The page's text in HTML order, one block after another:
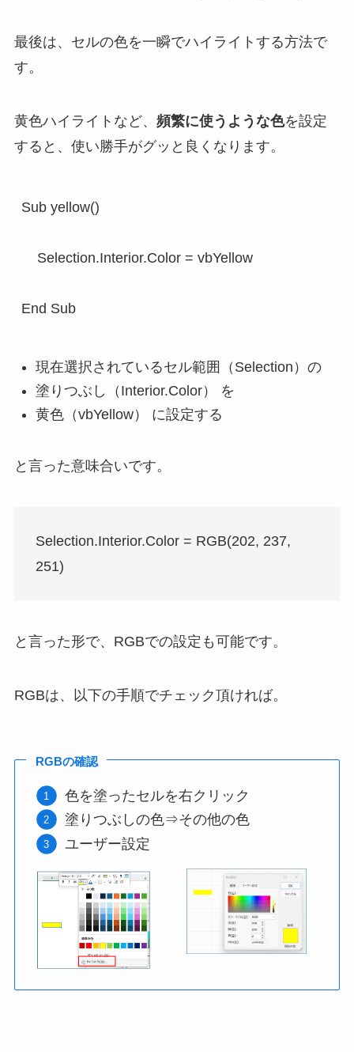
最後は、セルの色を一瞬でハイライトする方法で
す。
黄色ハイライトなど、 頻繁に使うような色を設定
すると、使い勝手がグッと良くなります。
Sub yellow()
    Selection.Interior.Color = vbYellow
End Sub
現在選択されているセル範囲（Selection）の
塗りつぶし（Interior.Color） を
黄色（vbYellow） に設定する
と言った意味合いです。
Selection.Interior.Color = RGB(202, 237,
251)
と言った形で、RGBでの設定も可能です。
RGBは、以下の手順でチェック頂ければ。
RGBの確認
色を塗ったセルを右クリック
塗りつぶしの色⇒その他の色
ユーザー設定